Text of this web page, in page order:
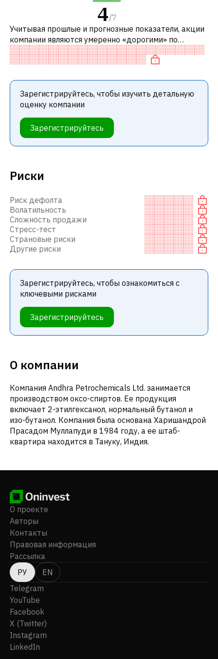
Риски
Риск дефолта
Волатильность
Сложность продажи
Стресс-тест
Страновые риски
Другие риски
Зарегистрируйтесь, чтобы ознакомиться с
ключевыми рисками
Зарегистрируйтесь
О компании
Компания Andhra Petrochemicals Ltd. занимается
производством оксо-спиртов. Ее продукция
включает 2-этилгексанол, нормальный бутанол и
изо-бутанол. Компания была основана Харишандрой
Прасадом Муллапуди в 1984 году, а ее штаб-
квартира находится в Тануку, Индия.
4/7
Учитывая прошлые и прогнозные показатели, акции
компании являются умеренно «дорогими» по
сравнению с аналогичными компаниями. В
частности, акция переоценена по EV/EBITDA.
Зарегистрируйтесь, чтобы изучить детальную
оценку компании
Зарегистрируйтесь
О проекте
Авторы
Контакты
Правовая информация
Рассылка
РУ
EN
Telegram
YouTube
Facebook
X (Twitter)
Instagram
LinkedIn